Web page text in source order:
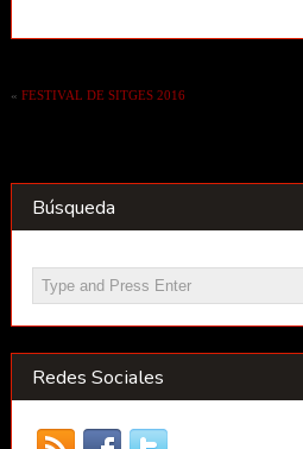
« FESTIVAL DE SITGES 2016
Búsqueda
Redes Sociales